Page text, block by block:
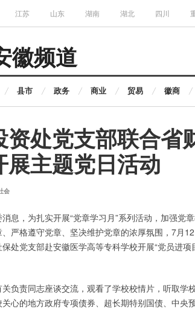
江苏 山东 湖南 湖北 四川
徽频道
县市 政务 商业 贸易 徽商
资处党支部联合省
展主题党日活动
会
息，为扎实开展“党章学习月”系列活动，加强党
严格遵守党章、坚决维护党章的浓厚氛围，7月
处党支部赴安徽医学高等专科学校开展“党员进
负责同志座谈交流，观看了学校校情片，听取学
心的地方政府专项债券、超长期特别国债、中央